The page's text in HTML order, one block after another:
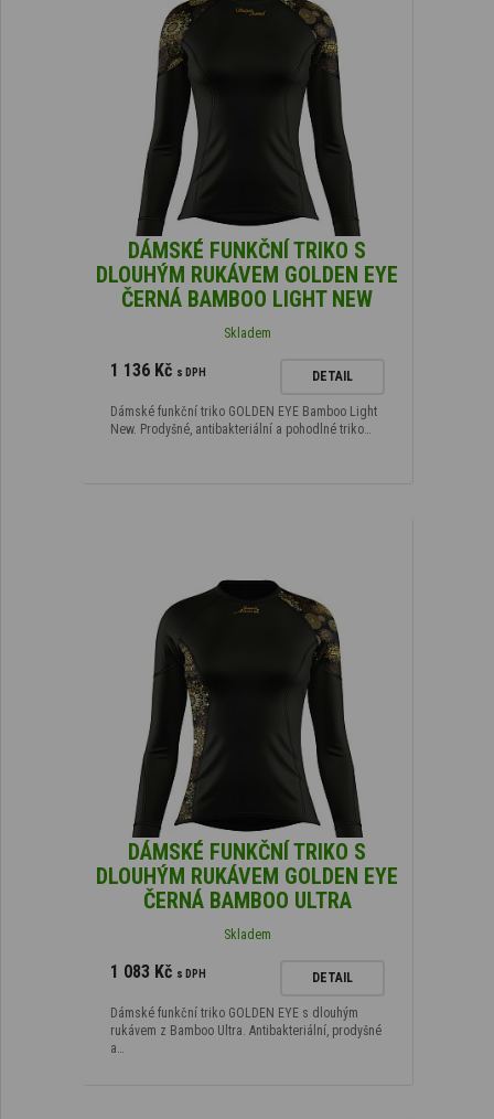
DÁMSKÉ FUNKČNÍ TRIKO S
DLOUHÝM RUKÁVEM GOLDEN EYE
ČERNÁ BAMBOO LIGHT NEW
Skladem
1 136 Kč s DPH DETAIL
Dámské funkční triko GOLDEN EYE Bamboo Light
New. Prodyšné, antibakteriální a pohodlné triko…
DÁMSKÉ FUNKČNÍ TRIKO S
DLOUHÝM RUKÁVEM GOLDEN EYE
ČERNÁ BAMBOO ULTRA
Skladem
1 083 Kč s DPH DETAIL
Dámské funkční triko GOLDEN EYE s dlouhým
rukávem z Bamboo Ultra. Antibakteriální, prodyšné
a…